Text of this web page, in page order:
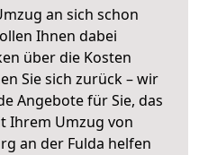
an sich schon
Ihnen dabei
über die Kosten
Sie sich zurück – wir
Angebote für Sie, das
Ihrem Umzug von
an der Fulda helfen